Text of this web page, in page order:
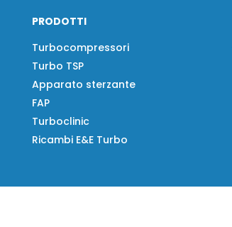
PRODOTTI
Turbocompressori
Turbo TSP
Apparato sterzante
FAP
Turboclinic
Ricambi E&E Turbo